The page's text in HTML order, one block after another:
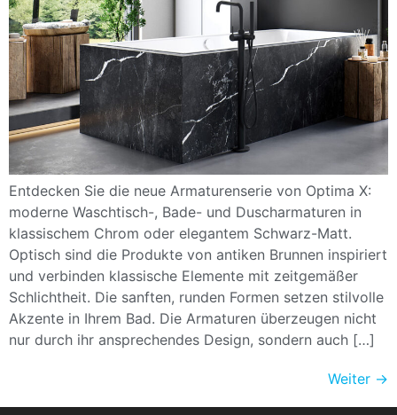
Entdecken Sie die neue Armaturenserie von Optima X:
moderne Waschtisch-, Bade- und Duscharmaturen in
klassischem Chrom oder elegantem Schwarz-Matt.
Optisch sind die Produkte von antiken Brunnen inspiriert
und verbinden klassische Elemente mit zeitgemäßer
Schlichtheit. Die sanften, runden Formen setzen stilvolle
Akzente in Ihrem Bad. Die Armaturen überzeugen nicht
nur durch ihr ansprechendes Design, sondern auch […]
Weiter →